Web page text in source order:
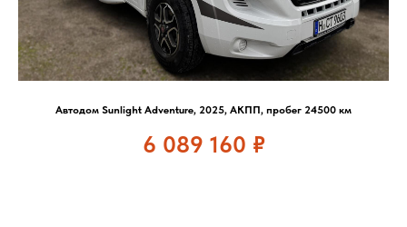
Автодом Sunlight Adventure, 2025, АКПП, пробег 24500 км
6 089 160 ₽